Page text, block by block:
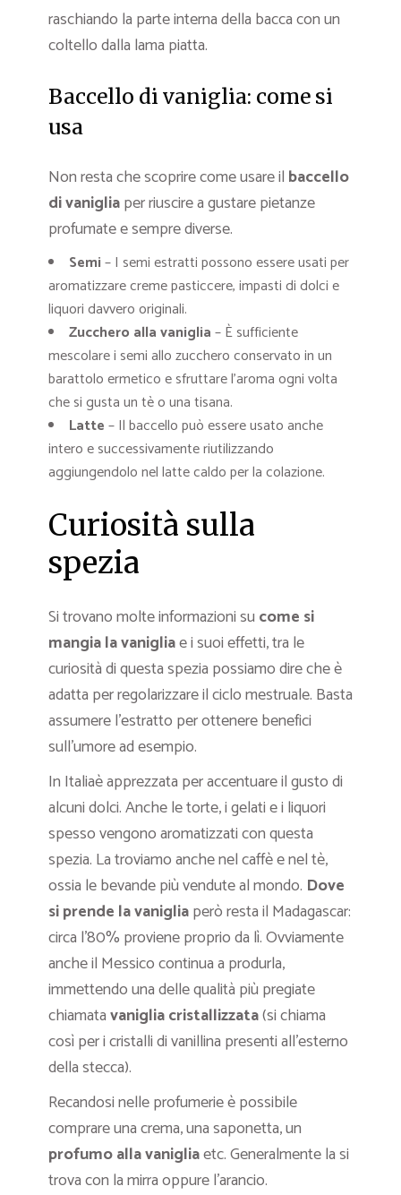
raschiando la parte interna della bacca con un
coltello dalla lama piatta.
Baccello di vaniglia: come si
usa
Non resta che scoprire come usare il baccello
di vanigliaper riuscire a gustare pietanze
profumate e sempre diverse.
Semi– I semi estratti possono essere usati per
aromatizzare creme pasticcere, impasti di dolci e
liquori davvero originali.
Zucchero alla vaniglia– È sufficiente
mescolare i semi allo zucchero conservato in un
barattolo ermetico e sfruttare l’aroma ogni volta
che si gusta un tè o una tisana.
Latte– Il baccello può essere usato anche
intero e successivamente riutilizzando
aggiungendolo nel latte caldo per la colazione.
Curiosità sulla
spezia
Si trovano molte informazioni su come si
mangia la vanigliae i suoi effetti, tra le
curiosità di questa spezia possiamo dire che è
adatta per regolarizzare il ciclo mestruale. Basta
assumere l’estratto per ottenere benefici
sull’umore ad esempio.
In Italiaè apprezzata per accentuare il gusto di
alcuni dolci. Anche le torte, i gelati e i liquori
spesso vengono aromatizzati con questa
spezia. La troviamo anche nel caffè e nel tè,
ossia le bevande più vendute al mondo. Dove
si prende la vanigliaperò resta il Madagascar:
circa l’80% proviene proprio da lì. Ovviamente
anche il Messico continua a produrla,
immettendo una delle qualità più pregiate
chiamatavaniglia cristallizzata(si chiama
così per i cristalli di vanillina presenti all’esterno
della stecca).
Recandosi nelle profumerie è possibile
comprare una crema, una saponetta, un
profumo alla vanigliaetc. Generalmente la si
trova con la mirra oppure l’arancio.